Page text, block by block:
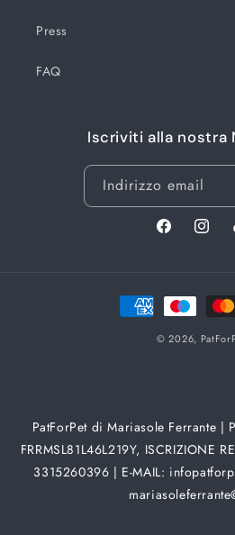
Press
FAQ
Iscriviti alla nostra
Indirizzo email
Facebook
Metodi
di
pagamento
© 2026,
PatForPet di Mariasole Ferrante |
FRRMSL81L46L219Y, ISCRIZIONE
3315260396 | E-MAIL: